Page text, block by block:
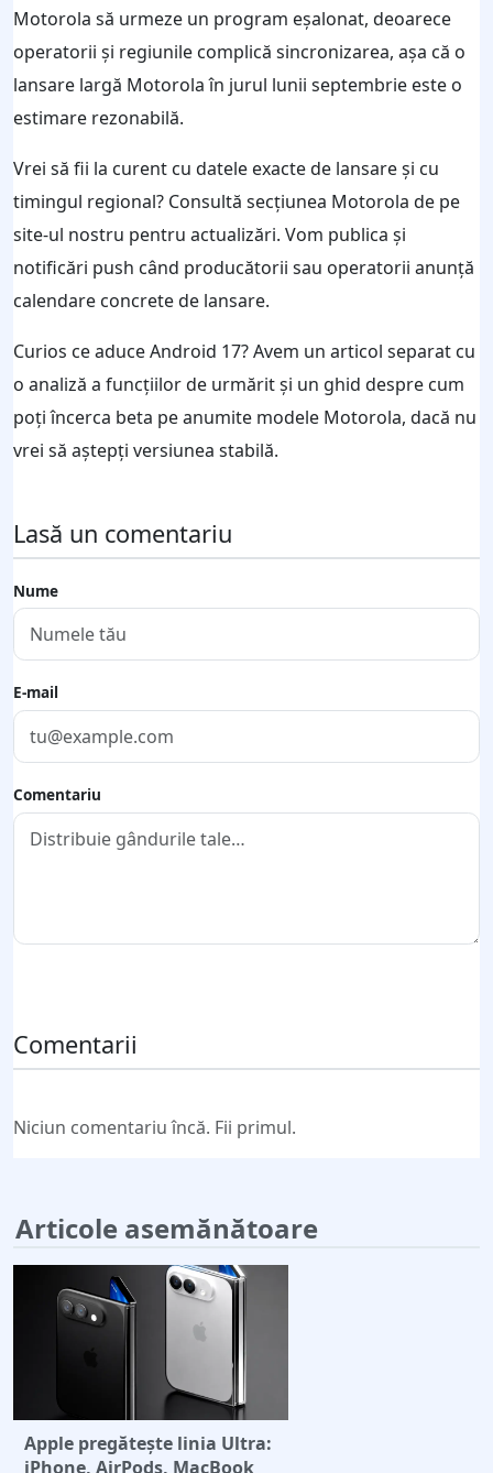
Motorola să urmeze un program eșalonat, deoarece
operatorii și regiunile complică sincronizarea, așa că o
lansare largă Motorola în jurul lunii septembrie este o
estimare rezonabilă.
Vrei să fii la curent cu datele exacte de lansare și cu
timingul regional? Consultă secțiunea Motorola de pe
site-ul nostru pentru actualizări. Vom publica și
notificări push când producătorii sau operatorii anunță
calendare concrete de lansare.
Curios ce aduce Android 17? Avem un articol separat cu
o analiză a funcțiilor de urmărit și un ghid despre cum
poți încerca beta pe anumite modele Motorola, dacă nu
vrei să aștepți versiunea stabilă.
Lasă un comentariu
Nume
E-mail
Comentariu
Comentarii
Niciun comentariu încă. Fii primul.
Articole asemănătoare
Apple pregătește linia Ultra:
iPhone, AirPods, MacBook